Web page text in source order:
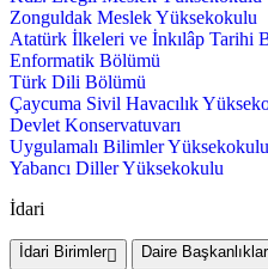
Zonguldak Meslek Yüksekokulu
Atatürk İlkeleri ve İnkılâp Tarihi
Enformatik Bölümü
Türk Dili Bölümü
Çaycuma Sivil Havacılık
Devlet Konservatuvarı
Uygulamalı Bilimler Yüksekokulu
Yabancı Diller Yüksekokulu
İdari
İdari Birimler Daire